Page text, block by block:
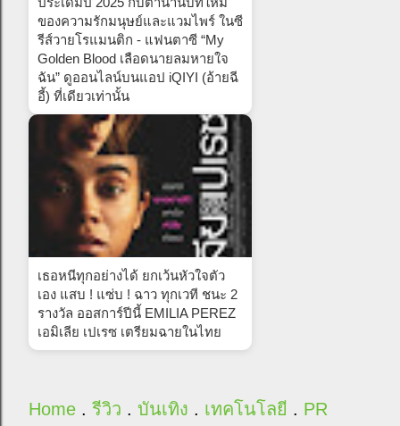
ของความรักมนุษย์และแวมไพร์ ในซี
รีส์วายโรแมนติก - แฟนตาซี “My
Golden Blood เลือดนายลมหายใจ
ฉัน” ดูออนไลน์บนแอป iQIYI (อ้ายฉี
อี้) ที่เดียวเท่านั้น
เธอหนีทุกอย่างได้ ยกเว้นหัวใจตัว
เอง แสบ ! แซ่บ ! ฉาว ทุกเวที ชนะ 2
รางวัล ออสการ์ปีนี้ EMILIA PEREZ
เอมิเลีย เปเรซ เตรียมฉายในไทย
Home . รีวิว . บันเทิง . เทคโนโลยี . PR